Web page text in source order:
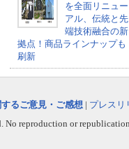
を全面リニュー
アル、伝統と先
端技術融合の新
拠点！商品ラインナップも
刷新
るご意見・ご感想 | プレスリ
reproduction or